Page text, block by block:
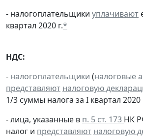
- налогоплательщики уплачивают
квартал 2020 г.*
НДС:
- налогоплательщики (налоговые
представляют налоговую
1/3 суммы налога за I квартал 2020
- лица, указанные в п. 5 ст. 173 НК
налог и представляют налоговую